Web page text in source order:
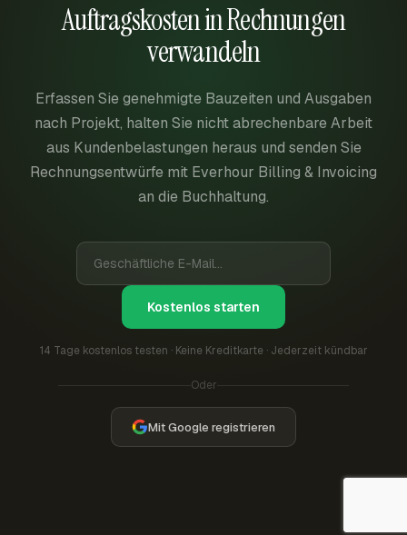
Auftragskosten in Rechnungen
verwandeln
Erfassen Sie genehmigte Bauzeiten und Ausgaben
nach Projekt, halten Sie nicht abrechenbare Arbeit
aus Kundenbelastungen heraus und senden Sie
Rechnungsentwürfe mit Everhour Billing & Invoicing
an die Buchhaltung.
Kostenlos starten
14 Tage kostenlos testen · Keine Kreditkarte · Jederzeit kündbar
Oder
Mit Google registrieren